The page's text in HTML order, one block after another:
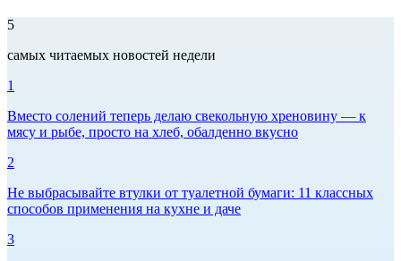
5
самых читаемых новостей недели
1
Вместо солений теперь делаю свекольную хреновину — к
мясу и рыбе, просто на хлеб, обалденно вкусно
2
Не выбрасывайте втулки от туалетной бумаги: 11 классных
способов применения на кухне и даче
3